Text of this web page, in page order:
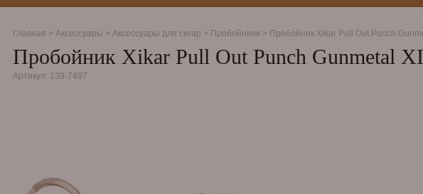
Главная > Аксессуары > Аксессуары для сигар > Пробойники > Пробойник Xikar Pull Out Punch
Пробойник Xikar Pull Out Punch Gunmetal
Артикул: 139-7497